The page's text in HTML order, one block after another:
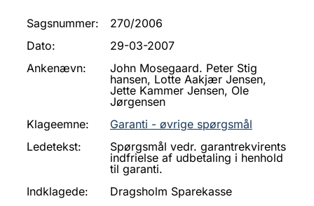
Sagsnummer:
270/2006
Dato:
29-03-2007
Ankenævn:
John Mosegaard. Peter Stig
hansen, Lotte Aakjær Jensen,
Jette Kammer Jensen, Ole
Jørgensen
Klageemne:
Garanti - øvrige spørgsmål
Ledetekst:
Spørgsmål vedr. garantrekvirents
indfrielse af udbetaling i henhold
til garanti.
Indklagede:
Dragsholm Sparekasse